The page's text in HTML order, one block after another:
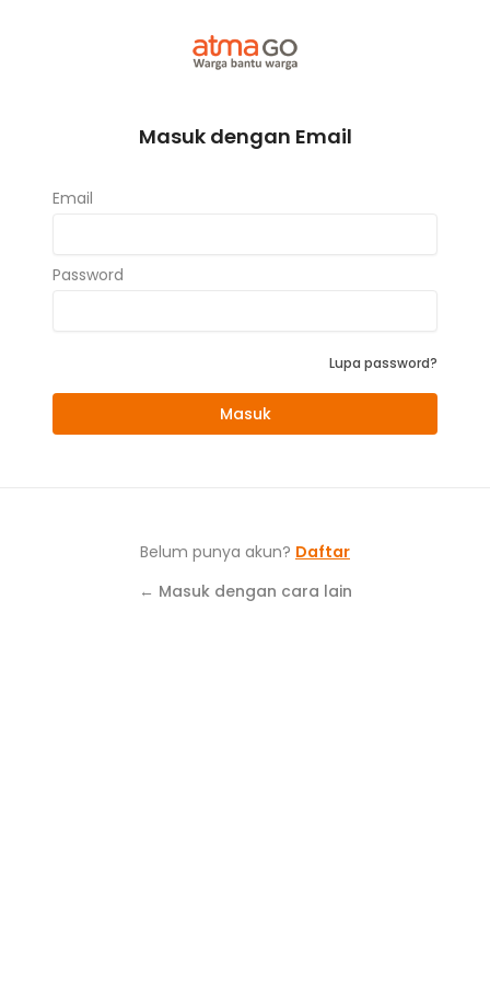
Masuk dengan Email
Email
Password
Lupa password?
Masuk
Belum punya akun? Daftar
← Masuk dengan cara lain